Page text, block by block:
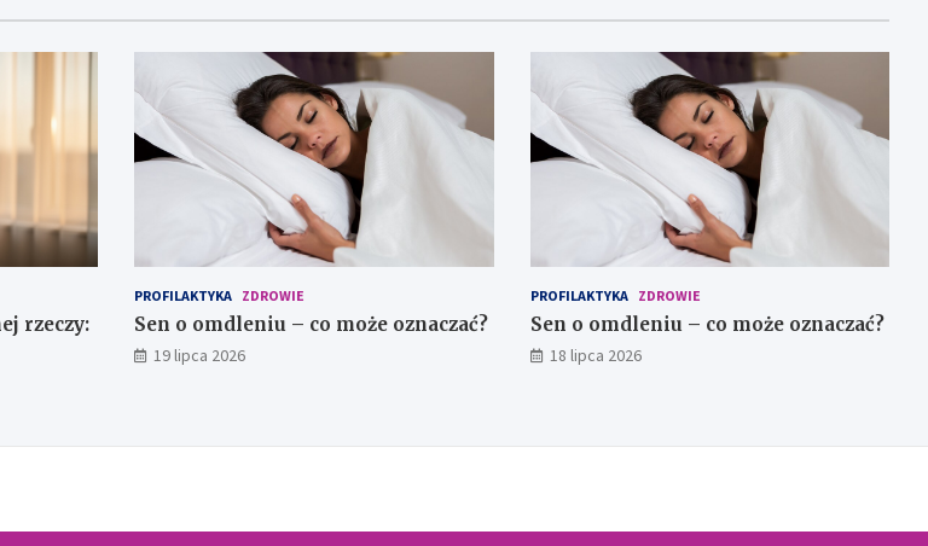
rzeczy:
PROFILAKTYKA ZDROWIE
Sen o omdleniu – co może oznaczać?
19 lipca 2026
PROFILAKTYKA ZDROWIE
Sen o omdleniu – co może oznaczać?
18 lipca 2026